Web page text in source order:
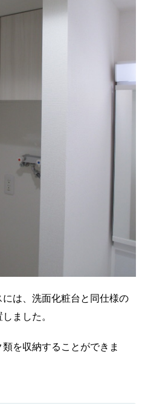
は、洗面化粧台と同仕様の
ました。
を収納することができま